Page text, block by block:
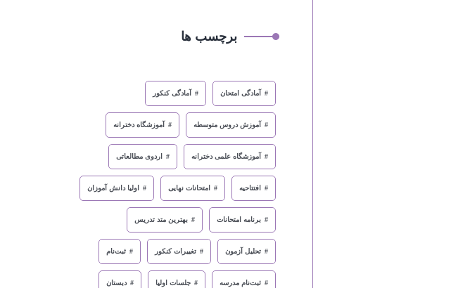
برچسب ها
آمادگی امتحان آمادگی کنکور
آموزش دروس متوسطه آموزشگاه دخترانه
آموزشگاه علمی دخترانه اردوی مطالعاتی
افتتاحیه امتحانات نهایی اولیا دانش آموزان
برنامه امتحانات بهترین متد تدریس
تحلیل آزمون تغییرات کنکور ثبت‌نام
ثبت‌نام مدرسه جلسات اولیا دبستان